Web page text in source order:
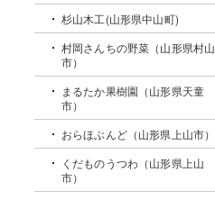
杉山木工(山形県中山町)
村岡さんちの野菜（山形県村山
市）
まるたか果樹園（山形県天童
市）
おらほぶんど（山形県上山市）
くだものうつわ（山形県上山
市）